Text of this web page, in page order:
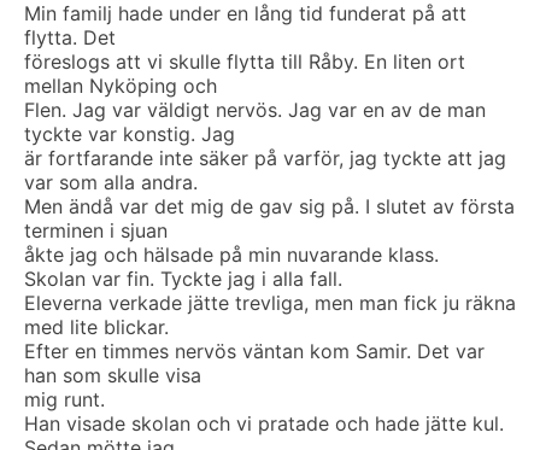
Min familj hade under en lång tid funderat på att
flytta. Det
föreslogs att vi skulle flytta till Råby. En liten ort
mellan Nyköping och
Flen. Jag var väldigt nervös. Jag var en av de man
tyckte var konstig. Jag
är fortfarande inte säker på varför, jag tyckte att jag
var som alla andra.
Men ändå var det mig de gav sig på. I slutet av första
terminen i sjuan
åkte jag och hälsade på min nuvarande klass.
Skolan var fin. Tyckte jag i alla fall.
Eleverna verkade jätte trevliga, men man fick ju räkna
med lite blickar.
Efter en timmes nervös väntan kom Samir. Det var
han som skulle visa
mig runt.
Han visade skolan och vi pratade och hade jätte kul.